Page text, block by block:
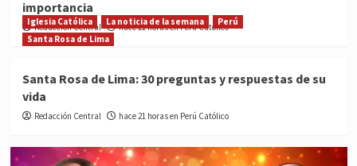
importancia
Redacción Central hace 21 horas en Perú Católico
Iglesia Católica La noticia de la semana
Perú
Santa Rosa de Lima
Santa Rosa de Lima: 30 preguntas y respuestas de su
vida
Redacción Central hace 21 horas en Perú Católico